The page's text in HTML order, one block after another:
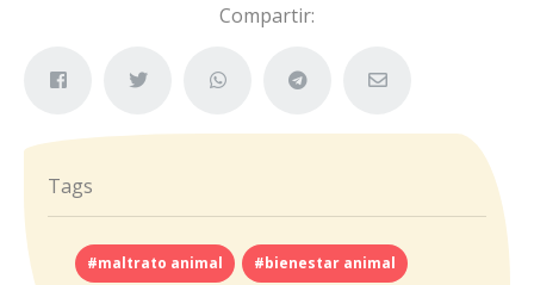
Compartir:
Tags
#maltrato animal #bienestar animal